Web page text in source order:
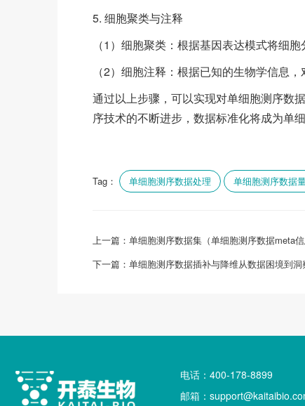
5. 细胞聚类与注释
（1）细胞聚类：根据基因表达模式将细胞
（2）细胞注释：根据已知的生物学信息
通过以上步骤，可以实现对单细胞测序数
序技术的不断进步，数据标准化将成为单
Tag： 单细胞测序数据处理 单细胞测序数据
上一篇： 单细胞测序数据集（单细胞测序数据meta信
下一篇： 单细胞测序数据插补与降维从数据困境到
电话：400-178-8899
邮箱：